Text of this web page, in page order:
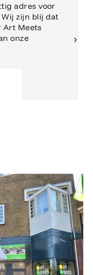
adres voor
zijn blij dat
Art Meets
onze